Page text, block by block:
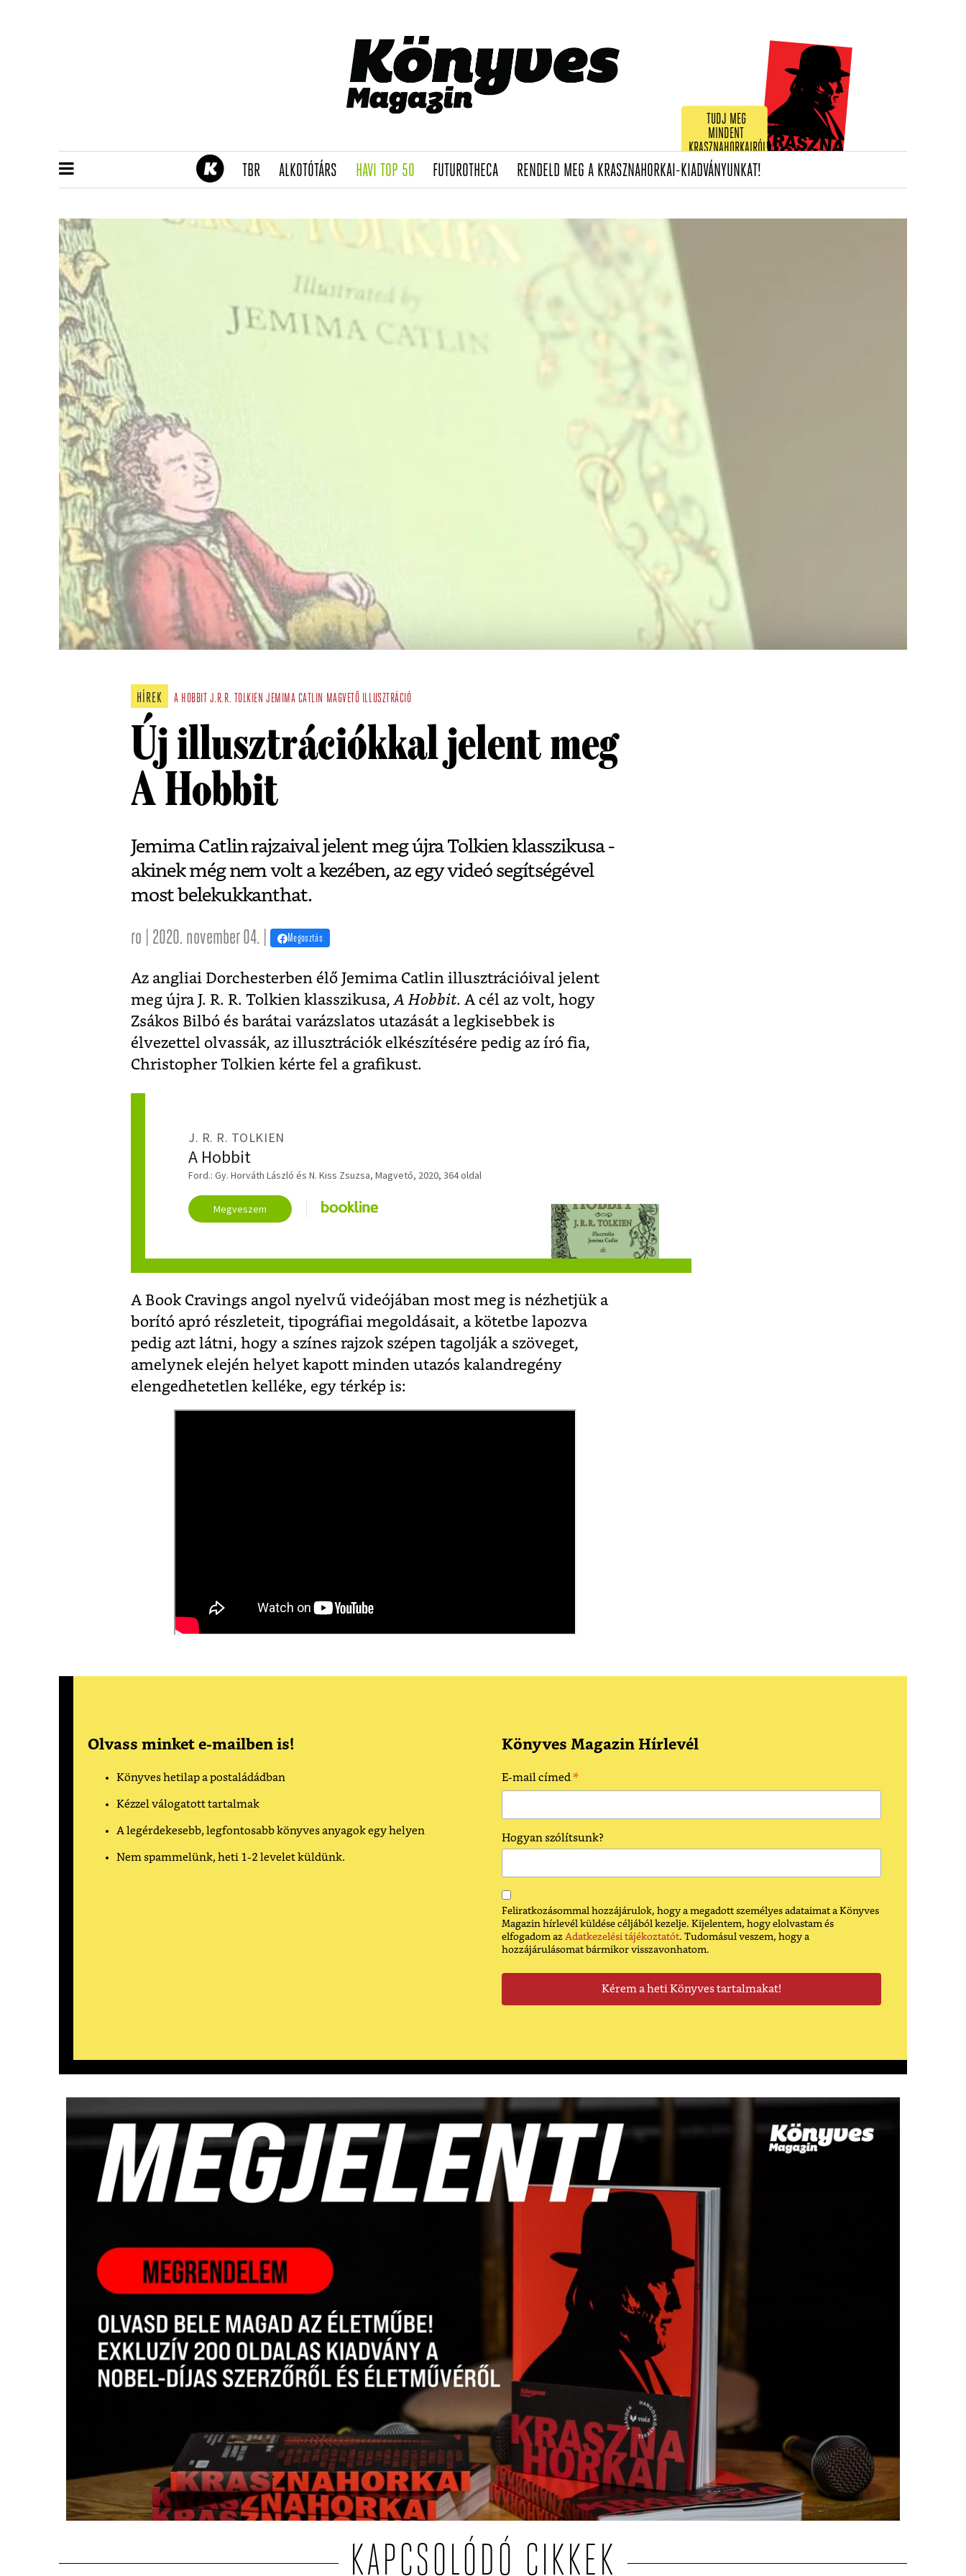
TUDJ MEG
MINDENT
KRASZNAHORKAIRÓL!
TBR(CURRENT)
ALKOTÓTÁRS(CURRENT)
HAVI TOP 50(CURRENT)
FUTUROTHECA(CURRENT)
RENDELD MEG A KRASZNAHORKAI-KIADVÁNYUNKAT!(CURRENT)
HÍREK A HOBBIT J.R.R. TOLKIEN JEMIMA CATLIN MAGVETŐ ILLUSZTRÁCIÓ
Új illusztrációkkal jelent meg
A Hobbit
Jemima Catlin rajzaival jelent meg újra Tolkien klasszikusa -
akinek még nem volt a kezében, az egy videó segítségével
most belekukkanthat.
ro | 2020. november 04. | Megosztás
Az angliai Dorchesterben élő Jemima Catlin illusztrációival jelent
meg újra J. R. R. Tolkien klasszikusa,A Hobbit. A cél az volt, hogy
Zsákos Bilbó és barátai varázslatos utazását a legkisebbek is
élvezettel olvassák, az illusztrációk elkészítésére pedig az író fia,
Christopher Tolkien kérte fel a grafikust.
J. R. R. TOLKIEN
A Hobbit
Ford.: Gy. Horváth László és N. Kiss Zsuzsa, Magvető, 2020, 364 oldal
Megveszem
A Book Cravings angol nyelvű videójában most meg is nézhetjük a
borító apró részleteit, tipográfiai megoldásait, a kötetbe lapozva
pedig azt látni, hogy a színes rajzok szépen tagolják a szöveget,
amelynek elején helyet kapott minden utazós kalandregény
elengedhetetlen kelléke, egy térkép is:
Olvass minket e-mailben is!
Könyves hetilap a postaládádban
Kézzel válogatott tartalmak
A legérdekesebb, legfontosabb könyves anyagok egy helyen
Nem spammelünk, heti 1-2 levelet küldünk.
Könyves Magazin Hírlevél
E-mail címed*
Hogyan szólítsunk?
Feliratkozásommal hozzájárulok, hogy a megadott személyes adataimat a Könyves
Magazin hírlevél küldése céljából kezelje. Kijelentem, hogy elolvastam és
elfogadom az Adatkezelési tájékoztatót. Tudomásul veszem, hogy a
hozzájárulásomat bármikor visszavonhatom.
KAPCSOLÓDÓ CIKKEK